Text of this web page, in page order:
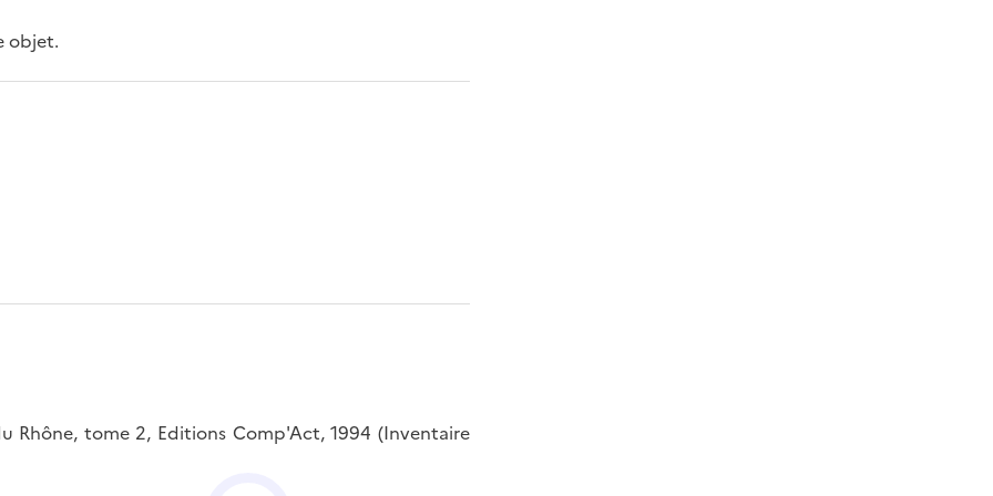
objet.
Rhône, tome 2, Editions Comp'Act, 1994 (Inventaire